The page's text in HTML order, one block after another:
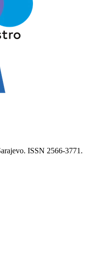
ISSN 2566-3771.